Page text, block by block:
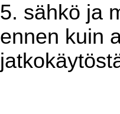
5. sähkö ja
ennen kuin